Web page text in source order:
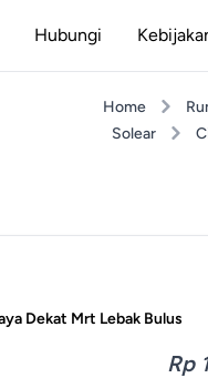
Hubungi
Home
Solear
Dekat Mrt Lebak Bulus
Rp